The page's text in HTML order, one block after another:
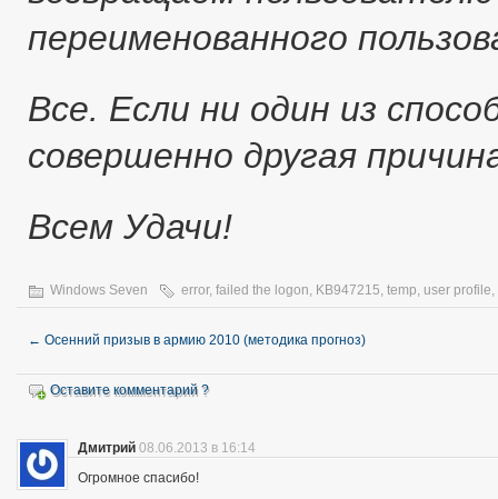
переименованного
Все. Если ни один из
совершенно другая
Всем Удачи!
Windows Seven error, failed the logon, KB947215, temp, user profile,
← Осенний призыв в армию 2010 (методика прогноз)
Оставите комментарий ?
Дмитрий 08.06.2013 в 16:14
Огромное спасибо!